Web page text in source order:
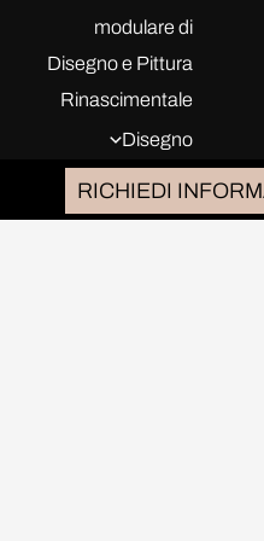
modulare di
Disegno e Pittura
Rinascimentale
Disegno
tratteggio​ del
RICHIEDI